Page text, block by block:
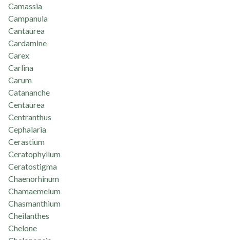
Camassia
Campanula
Cantaurea
Cardamine
Carex
Carlina
Carum
Catananche
Centaurea
Centranthus
Cephalaria
Cerastium
Ceratophyllum
Ceratostigma
Chaenorhinum
Chamaemelum
Chasmanthium
Cheilanthes
Chelone